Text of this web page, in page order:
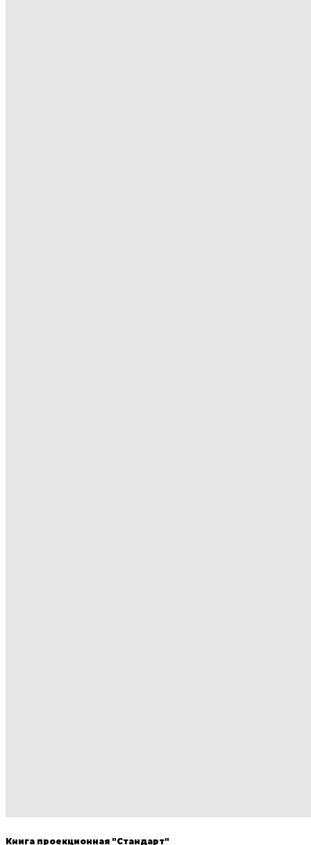
Книга проекционная "Стандарт"